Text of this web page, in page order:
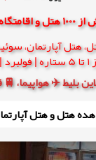
واقعی
هتل آپارتمان،
حرم
بلیط ✈️ هواپیما،
هتل و هتل‌